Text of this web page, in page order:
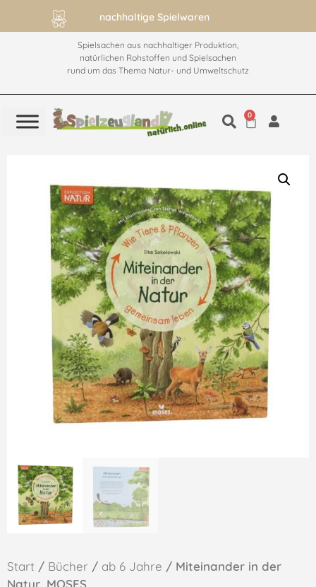
nachhaltige Spielwaren
Spielsachen aus nachhaltiger Produktion,
natürlichen Rohstoffen und Spielsachen
rund um das Thema Natur- und Umweltschutz
0
Start / Bücher / ab 6 Jahre / Miteinander in der
Natur, MOSES